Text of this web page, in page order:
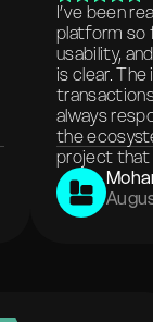
I’ve been
platform so
usability,
is clear.
always
the
project that